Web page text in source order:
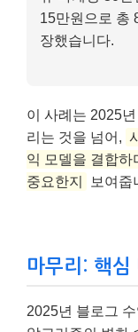
마무리: 핵심
알고리즘의 변화
니다. 이제는 단
근과 끊임없는 학
씀드린 트렌드와
분의 블로그도 충
고, 꾸준히 소통
점을 잊지 마세요